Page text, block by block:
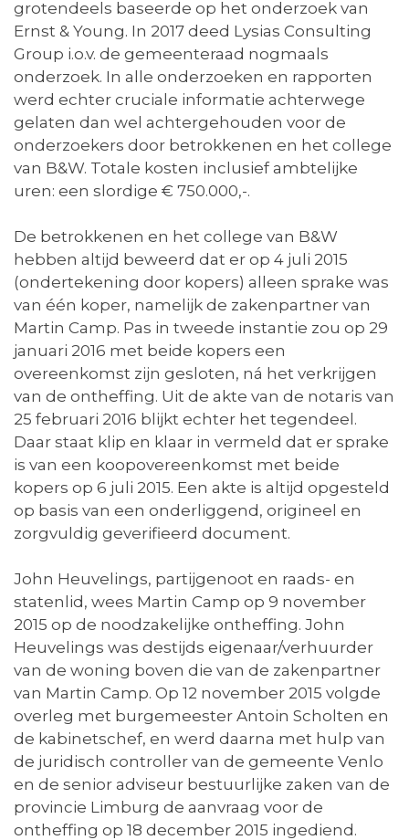
grotendeels baseerde op het onderzoek van
Ernst & Young. In 2017 deed Lysias Consulting
Group i.o.v. de gemeenteraad nogmaals
onderzoek. In alle onderzoeken en rapporten
werd echter cruciale informatie achterwege
gelaten dan wel achtergehouden voor de
onderzoekers door betrokkenen en het college
van B&W. Totale kosten inclusief ambtelijke
uren: een slordige € 750.000,-.
De betrokkenen en het college van B&W
hebben altijd beweerd dat er op 4 juli 2015
(ondertekening door kopers) alleen sprake was
van één koper, namelijk de zakenpartner van
Martin Camp. Pas in tweede instantie zou op 29
januari 2016 met beide kopers een
overeenkomst zijn gesloten, ná het verkrijgen
van de ontheffing. Uit de akte van de notaris van
25 februari 2016 blijkt echter het tegendeel.
Daar staat klip en klaar in vermeld dat er sprake
is van een koopovereenkomst met beide
kopers op 6 juli 2015. Een akte is altijd opgesteld
op basis van een onderliggend, origineel en
zorgvuldig geverifieerd document.
John Heuvelings, partijgenoot en raads- en
statenlid, wees Martin Camp op 9 november
2015 op de noodzakelijke ontheffing. John
Heuvelings was destijds eigenaar/verhuurder
van de woning boven die van de zakenpartner
van Martin Camp. Op 12 november 2015 volgde
overleg met burgemeester Antoin Scholten en
de kabinetschef, en werd daarna met hulp van
de juridisch controller van de gemeente Venlo
en de senior adviseur bestuurlijke zaken van de
provincie Limburg de aanvraag voor de
ontheffing op 18 december 2015 ingediend.